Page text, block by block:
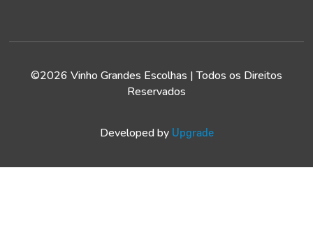
©2026 Vinho Grandes Escolhas | Todos os Direitos
Reservados
Developed by Upgrade